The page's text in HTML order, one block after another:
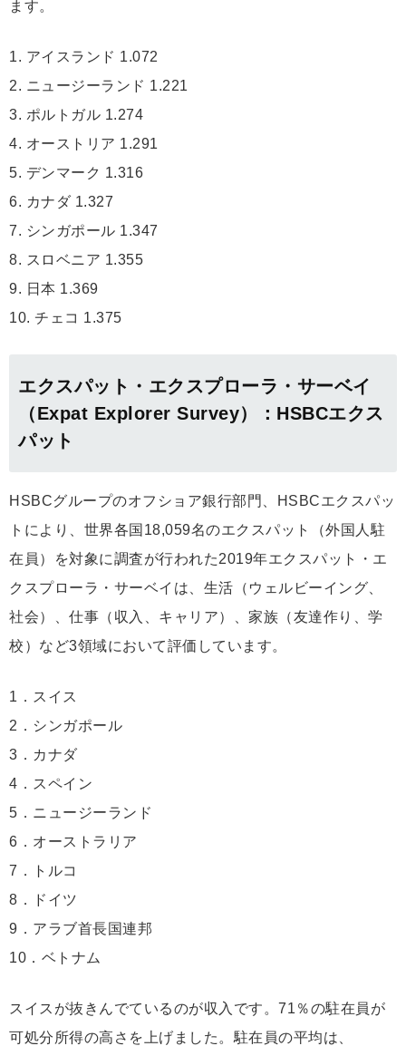
ます。
1. アイスランド 1.072
2. ニュージーランド 1.221
3. ポルトガル 1.274
4. オーストリア 1.291
5. デンマーク 1.316
6. カナダ 1.327
7. シンガポール 1.347
8. スロベニア 1.355
9. 日本 1.369
10. チェコ 1.375
エクスパット・エクスプローラ・サーベイ
（Expat Explorer Survey）：HSBCエクス
パット
HSBCグループのオフショア銀行部門、HSBCエクスパッ
トにより、世界各国18,059名のエクスパット（外国人駐
在員）を対象に調査が行われた2019年エクスパット・エ
クスプローラ・サーベイは、生活（ウェルビーイング、
社会）、仕事（収入、キャリア）、家族（友達作り、学
校）など3領域において評価しています。
1．スイス
2．シンガポール
3．カナダ
4．スペイン
5．ニュージーランド
6．オーストラリア
7．トルコ
8．ドイツ
9．アラブ首長国連邦
10．ベトナム
スイスが抜きんでているのが収入です。71％の駐在員が
可処分所得の高さを上げました。駐在員の平均は、